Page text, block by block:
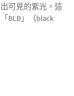
可見的紫光。這
BLB」（black